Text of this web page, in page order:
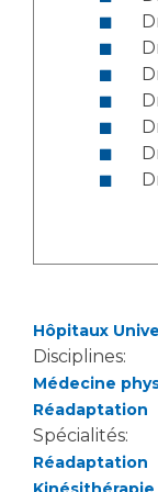
Hôpitaux
Disciplines:
Médecine
Réadaptation
Spécialités:
Réadaptation